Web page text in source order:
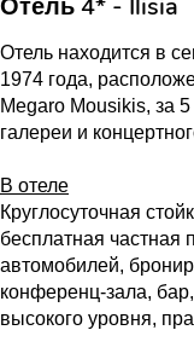
Отель 4* - Ilisia
Отель находится в
1974 года,
Megaro Mousikis, за
галереи и
В отеле
Круглосуточная
бесплатная частная
автомобилей,
конференц-зала,
высокого уровня,